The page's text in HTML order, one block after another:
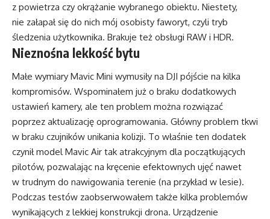
z powietrza czy okrążanie wybranego obiektu. Niestety,
nie załapał się do nich mój osobisty faworyt, czyli tryb
śledzenia użytkownika. Brakuje też obsługi RAW i HDR.
Nieznośna lekkość bytu
Małe wymiary Mavic Mini wymusiły na DJI pójście na kilka
kompromisów. Wspominałem już o braku dodatkowych
ustawień kamery, ale ten problem można rozwiązać
poprzez aktualizację oprogramowania. Główny problem tkwi
w braku czujników unikania kolizji. To właśnie ten dodatek
czynił model Mavic Air tak atrakcyjnym dla początkujących
pilotów, pozwalając na kręcenie efektownych ujęć nawet
w trudnym do nawigowania terenie (na przykład w lesie).
Podczas testów zaobserwowałem także kilka problemów
wynikających z lekkiej konstrukcji drona. Urządzenie